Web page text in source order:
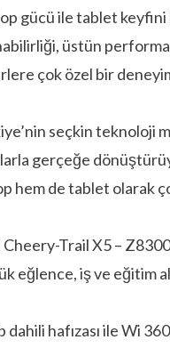
gücü ile tablet keyfini
üstün
çok özel bir
seçkin teknoloji
gerçeğe
hem de tablet olarak
Trail X5 –
eğlence, iş ve eğitim
dahili hafızası ile Wi